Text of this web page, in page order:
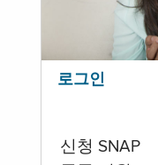
로그인
신청 SNAP